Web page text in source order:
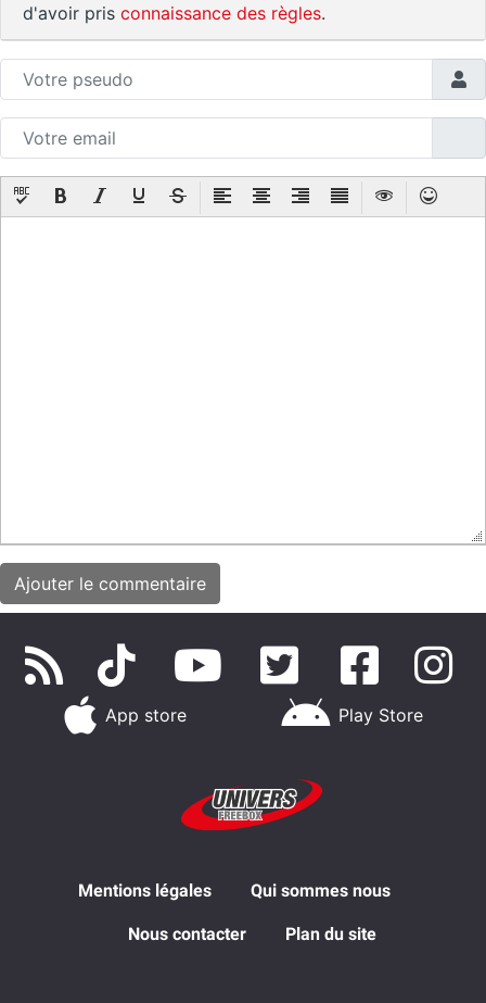
d'avoir pris connaissance des règles.
App store Play Store
Mentions légales Qui sommes nous
Nous contacter Plan du site